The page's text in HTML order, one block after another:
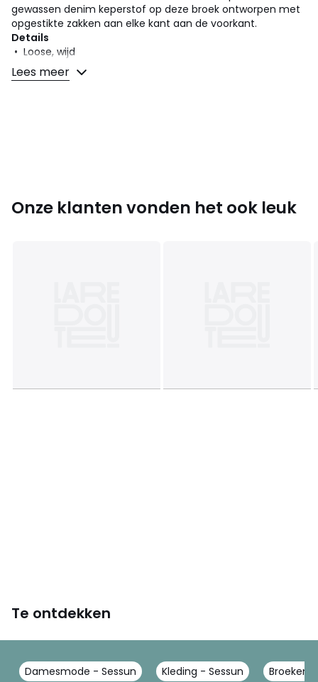
gewassen denim keperstof op deze broek ontworpen met
opgestikte zakken aan elke kant aan de voorkant.
Details
• Loose, wijd
• Hoge taille
Lees meer
Onze klanten vonden het ook leuk
Te ontdekken
Damesmode - Sessun Kleding - Sessun Broeken